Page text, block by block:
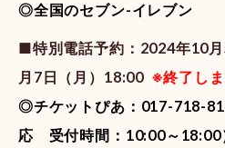
◎全国のセブン-イレブン
■特別電話予約：2024年10
月7日（月）18:00 ※終了し
◎チケットぴあ：017-718-
応 受付時間：10:00～18:00